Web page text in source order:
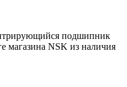
подшипник
магазина NSK из наличия